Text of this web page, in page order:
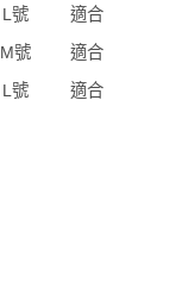
L號
適合
M號
適合
L號 適合